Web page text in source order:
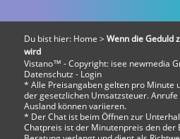
Du bist hier: Home > Wenn die Geduld
wird
Vistano™ - Copyright: isee newmedia
Datenschutz - Login
* Alle Preisangaben gelten pro Minute
der gesetzlichen Umsatzsteuer.
Ausland können variieren.
* Der Chat ist beim Öffnen zur
Chatpreis ist der Minutenpreis den